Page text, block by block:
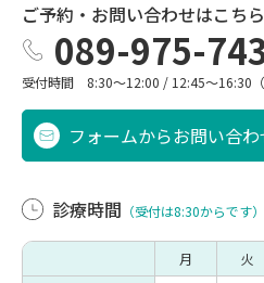
ご予約・お問い合わせはこち
089-975-
受付時間 8:30～12:00 / 12:45～16:30（
フォームからお問い合わ
診療時間 （受付は8:30からです）
月 火